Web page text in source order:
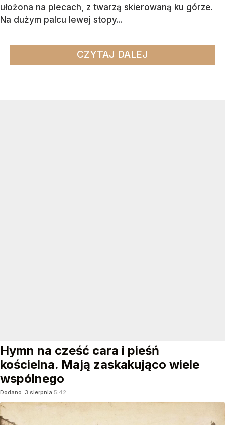
ułożona na plecach, z twarzą skierowaną ku górze.
Na dużym palcu lewej stopy...
CZYTAJ DALEJ
Hymn na cześć cara i pieśń
kościelna. Mają zaskakująco wiele
wspólnego
Dodano: 3 sierpnia 5:42